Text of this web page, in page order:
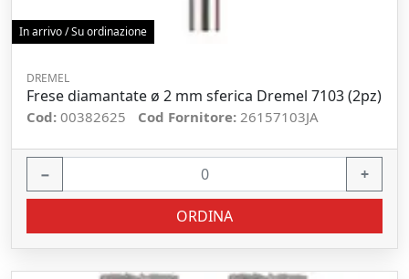
In arrivo / Su ordinazione
DREMEL
Frese diamantate ø 2 mm sferica Dremel 7103 (2pz)
Cod: 00382625 Cod Fornitore: 26157103JA
− +
ORDINA